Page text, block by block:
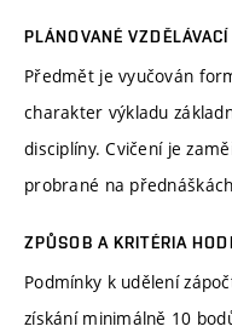
PLÁNOVANÉ
Předmět je vyučován
charakter výkladu
disciplíny. Cvičení je
probrané na
ZPŮSOB A KRITÉRIA
Podmínky k udělení
získání minimálně 10